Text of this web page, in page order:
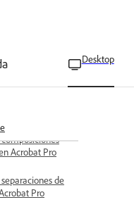
Desktop
del color y
Acrobat Pro
de
Pro